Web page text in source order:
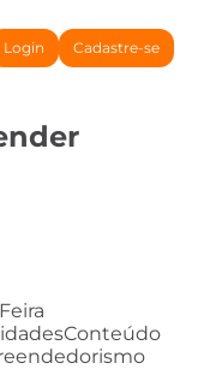
Login Cadastre-se
Conteúdo